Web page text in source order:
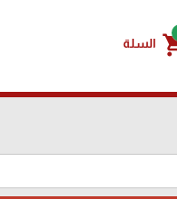
السلة